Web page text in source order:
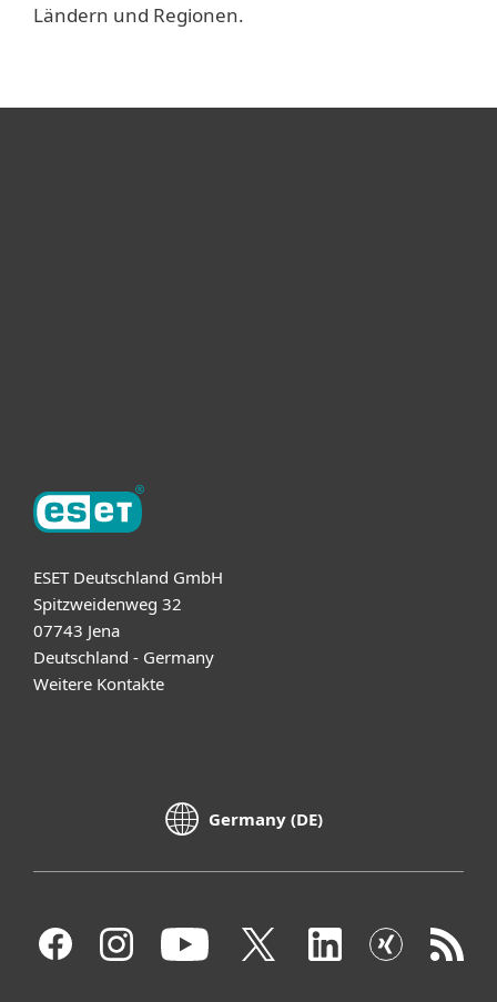
Ländern und Regionen.
ESET Deutschland GmbH
Spitzweidenweg 32
07743 Jena
Deutschland - Germany
Weitere Kontakte
Germany (DE)